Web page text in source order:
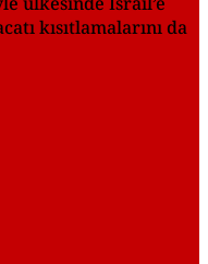
kısıtlamalarını da